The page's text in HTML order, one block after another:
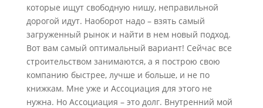
которые ищут свободную нишу, неправильной
дорогой идут. Наоборот надо – взять самый
загруженный рынок и найти в нем новый подход.
Вот вам самый оптимальный вариант! Сейчас все
строительством занимаются, а я построю свою
компанию быстрее, лучше и больше, и не по
книжкам. Мне уже и Ассоциация для этого не
нужна. Но Ассоциация – это долг. Внутренний мой